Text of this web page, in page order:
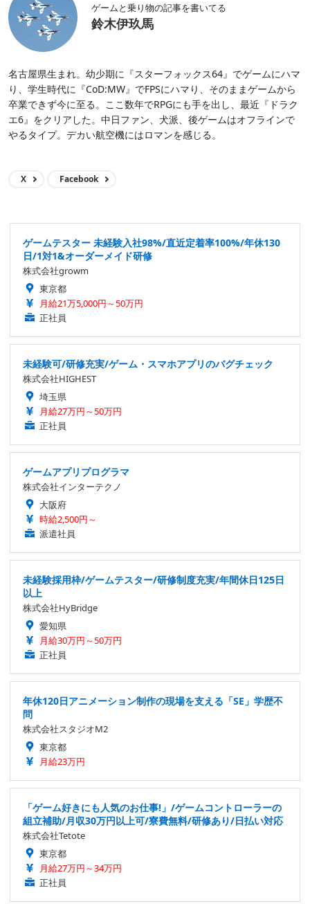
ゲームと乗り物の記事を書いてる
鈴木伊玖馬
名古屋県生まれ。幼少期に『スターフォックス64』でゲームにハマ
り、学生時代に『CoD:MW』でFPSにハマり、そのままゲームから
卒業できず今に至る。ここ数年でRPGにも手を出し、最近『ドラク
エ6』をクリアした。中日ファン、犬派、後ゲームはオフラインで
やるタイプ。デカい航空機にはロマンを感じる。
X Facebook
ゲームテスター 未経験入社98%/直近定着率100%/年休130
日/1対1&オーダーメイド研修
株式会社growm
東京都
月給21万5,000円～50万円
正社員
未経験可/研修充実/ゲーム・スマホアプリのバグチェック
株式会社HIGHEST
埼玉県
月給27万円～50万円
正社員
ゲームアプリプログラマ
株式会社インターテクノ
大阪府
時給2,500円～
派遣社員
未経験採用枠/ゲームテスター/研修制度充実/年間休日125日
以上
株式会社HyBridge
愛知県
月給30万円～50万円
正社員
年休120日アニメーション制作の現場を支える「SE」学歴不
問
株式会社スタジオM2
東京都
月給23万円
「ゲーム好きにも人気のお仕事!」/ゲームコントローラーの
組立補助/月収30万円以上可/寮費無料/研修あり/日払い対応
株式会社Tetote
東京都
月給27万円～34万円
正社員